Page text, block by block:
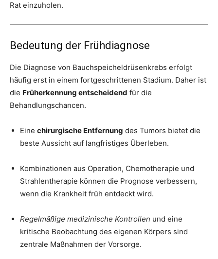
Rat einzuholen.
Bedeutung der Frühdiagnose
Die Diagnose von Bauchspeicheldrüsenkrebs erfolgt
häufig erst in einem fortgeschrittenen Stadium. Daher ist
die Früherkennung entscheidend für die
Behandlungschancen.
Eine chirurgische Entfernung des Tumors bietet die
beste Aussicht auf langfristiges Überleben.
Kombinationen aus Operation, Chemotherapie und
Strahlentherapie können die Prognose verbessern,
wenn die Krankheit früh entdeckt wird.
Regelmäßige medizinische Kontrollen und eine
kritische Beobachtung des eigenen Körpers sind
zentrale Maßnahmen der Vorsorge.